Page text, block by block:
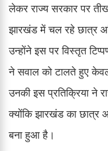
लेकर राज्य सरकार पर
झारखंड में चल रहे छात्र
उन्होंने इस पर विस्तृत
ने सवाल को टालते हुए
उनकी इस प्रतिक्रिया ने
क्योंकि झारखंड का छात्र
बना हुआ है।